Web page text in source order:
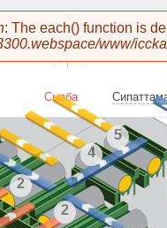
: The each() function is
www/
2
2
4
5
Сызба